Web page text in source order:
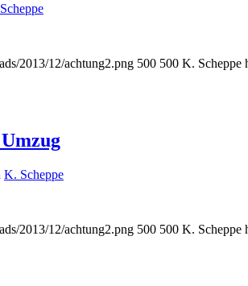
2013/12/achtung2.png 500 500 K. Scheppe
K. Scheppe
2013/12/achtung2.png 500 500 K. Scheppe